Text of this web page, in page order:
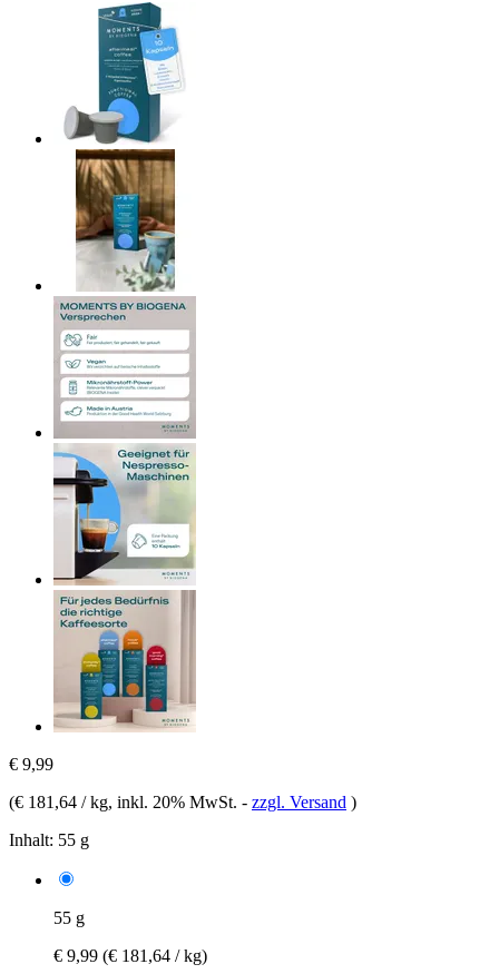
€ 9,99
(€ 181,64 / kg, inkl. 20% MwSt. - zzgl. Versand )
Inhalt: 55 g
55 g
€ 9,99 (€ 181,64 / kg)